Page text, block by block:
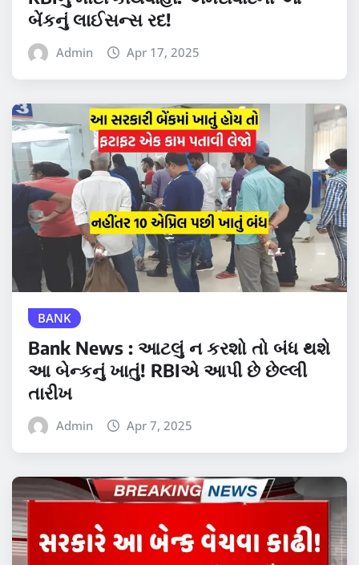
બેંકનું લાઈસન્સ રદ!
Admin Apr 17, 2025
BANK
Bank News : આટલું ન કરશો તો બંધ થશે
આ બેન્કનું ખાતું! RBIએ આપી છે છેલ્લી
તારીખ
Admin Apr 7, 2025